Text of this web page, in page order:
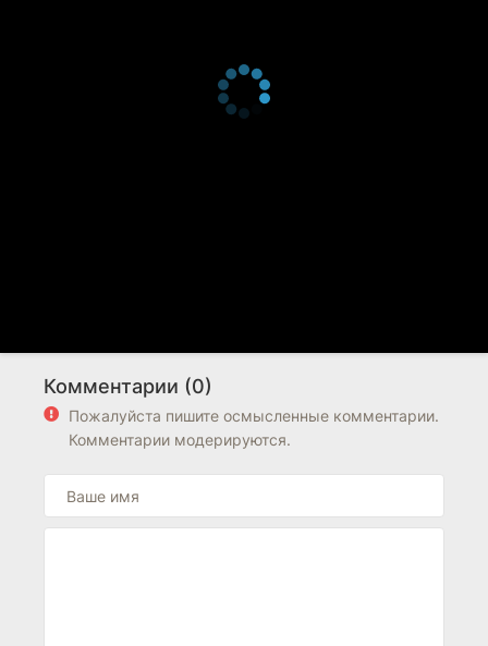
Комментарии (0)
Пожалуйста пишите осмысленные комментарии.
Комментарии модерируются.